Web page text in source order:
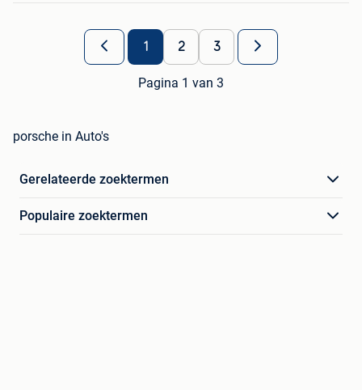
1 2 3
Pagina 1 van 3
porsche in Auto's
Gerelateerde zoektermen
Populaire zoektermen